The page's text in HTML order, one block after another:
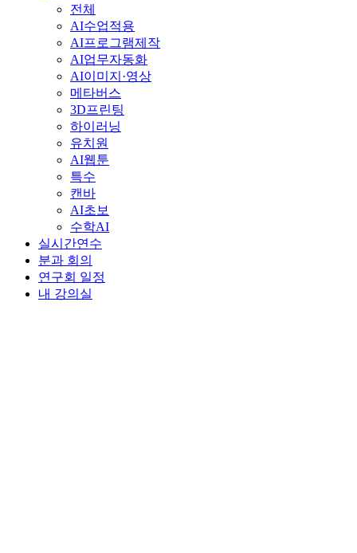
전체
AI수업적용
AI프로그램제작
AI업무자동화
AI이미지·영상
메타버스
3D프린팅
하이러닝
유치원
AI웹툰
특수
캔바
AI초보
수학AI
실시간연수
분과 회의
연구회 일정
내 강의실